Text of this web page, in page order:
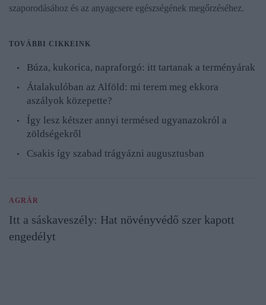
szaporodásához és az anyagcsere egészségének megőrzéséhez.
TOVÁBBI CIKKEINK
Búza, kukorica, napraforgó: itt tartanak a terményárak
Átalakulóban az Alföld: mi terem meg ekkora
aszályok közepette?
Így lesz kétszer annyi termésed ugyanazokról a
zöldségekről
Csakis így szabad trágyázni augusztusban
AGRÁR
Itt a sáskaveszély: Hat növényvédő szer kapott
engedélyt